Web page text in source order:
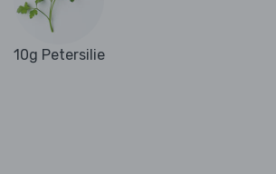
10g Petersilie